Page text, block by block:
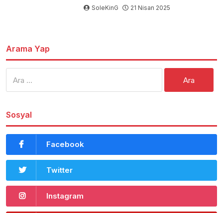
SoleKinG 21 Nisan 2025
Arama Yap
Sosyal
Facebook
Twitter
Instagram